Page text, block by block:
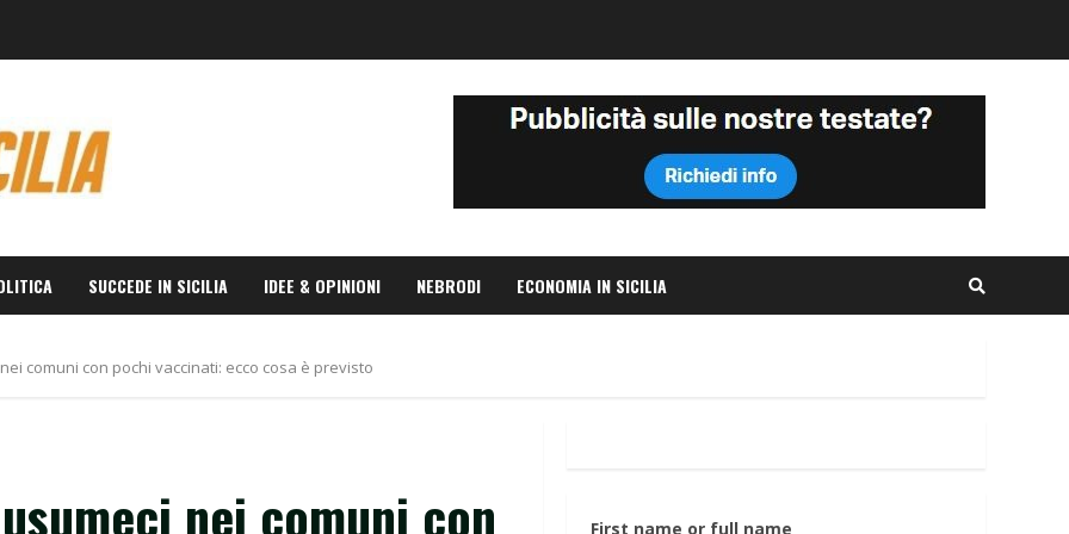
SUCCEDE IN SICILIA IDEE & OPINIONI NEBRODI ECONOMIA IN SICILIA
comuni con pochi vaccinati: ecco cosa è previsto
nei comuni con
First name or full name